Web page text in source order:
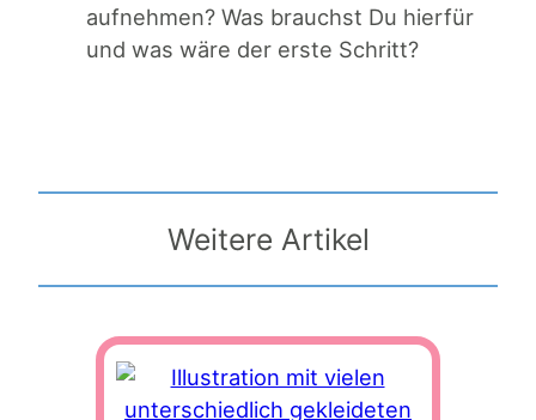
aufnehmen? Was brauchst Du hierfür
und was wäre der erste Schritt?
Weitere Artikel